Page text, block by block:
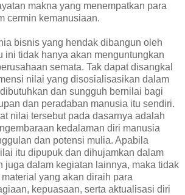
makna yang menempatkan para
cermin kemanusiaan.
bisnis yang hendak dibangun oleh
ini tidak hanya akan menguntungkan
semata. Tak dapat disangkal
nilai yang disosialisasikan dalam
dan sungguh bernilai bagi
dan peradaban manusia itu sendiri.
nilai tersebut pada dasarnya adalah
kedalaman diri manusia
dan potensi mulia. Apabila
itu dipupuk dan dihujamkan dalam
juga dalam kegiatan lainnya, maka tidak
yang akan diraih para
kepuasaan, serta aktualisasi diri